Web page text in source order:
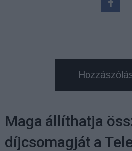
Maga állíthatja
díjcsomagját a